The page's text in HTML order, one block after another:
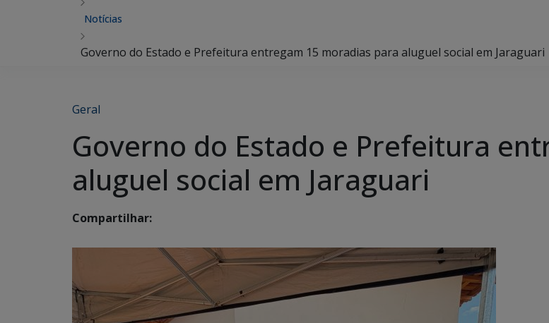
Notícias
Governo do Estado e Prefeitura entregam 15 moradias para aluguel social em Jaraguari
Geral
Governo do Estado e Prefeitura
aluguel social em Jaraguari
Compartilhar: